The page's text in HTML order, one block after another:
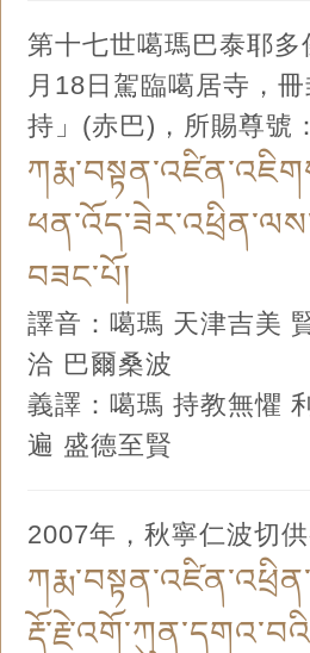
第十七世噶瑪巴泰耶
月18日駕臨噶居寺，
持」(赤巴)，所賜尊號：
བཟང་པོ།
譯音：噶瑪 天津吉美
洽 巴爾桑波
義譯：噶瑪 持教無懼
遍 盛德至賢
2007年，秋寧仁波切